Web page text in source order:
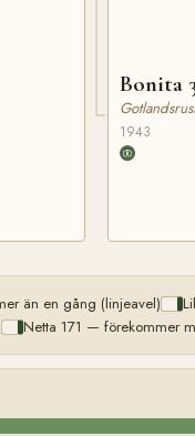
Bonita
1943
än en gång (linjeavel)
Netta 171 — förekommer